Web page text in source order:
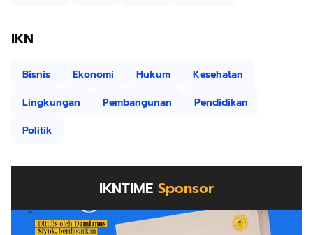
IKN
Bisnis Ekonomi Hukum
Kesehatan
Lingkungan
Pembangunan
Pendidikan
Politik
IKNTIME Sponsor